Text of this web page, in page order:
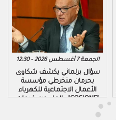
الجمعة 7 أغسطس 2026 - 12:30
سؤال برلماني يكشف شكاوى
بحرمان منخرطي مؤسسة
الأعمال الاجتماعية للكهرباء
والماء من خدمات "COS'ONE"